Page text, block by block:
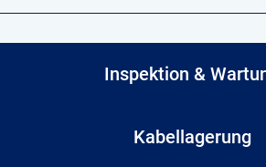
Inspektion &
Kabellagerung